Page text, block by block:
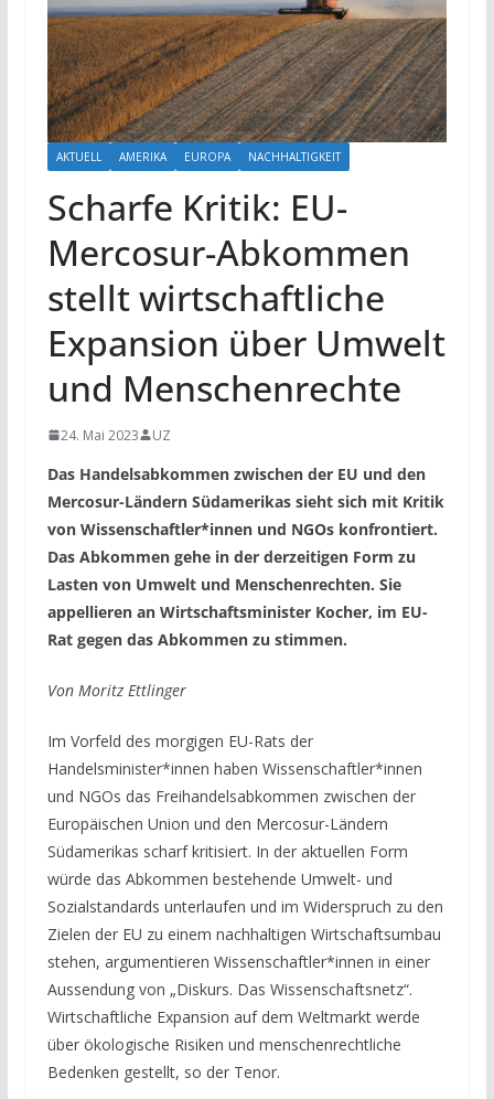
AKTUELL AMERIKA EUROPA NACHHALTIGKEIT
Scharfe Kritik: EU-
Mercosur-Abkommen
stellt wirtschaftliche
Expansion über Umwelt
und Menschenrechte
24. Mai 2023 UZ
Das Handelsabkommen zwischen der EU und den
Mercosur-Ländern Südamerikas sieht sich mit Kritik
von Wissenschaftler*innen und NGOs konfrontiert.
Das Abkommen gehe in der derzeitigen Form zu
Lasten von Umwelt und Menschenrechten. Sie
appellieren an Wirtschaftsminister Kocher, im EU-
Rat gegen das Abkommen zu stimmen.
Von Moritz Ettlinger
Im Vorfeld des morgigen EU-Rats der
Handelsminister*innen haben Wissenschaftler*innen
und NGOs das Freihandelsabkommen zwischen der
Europäischen Union und den Mercosur-Ländern
Südamerikas scharf kritisiert. In der aktuellen Form
würde das Abkommen bestehende Umwelt- und
Sozialstandards unterlaufen und im Widerspruch zu den
Zielen der EU zu einem nachhaltigen Wirtschaftsumbau
stehen, argumentieren Wissenschaftler*innen in einer
Aussendung von „Diskurs. Das Wissenschaftsnetz“.
Wirtschaftliche Expansion auf dem Weltmarkt werde
über ökologische Risiken und menschenrechtliche
Bedenken gestellt, so der Tenor.